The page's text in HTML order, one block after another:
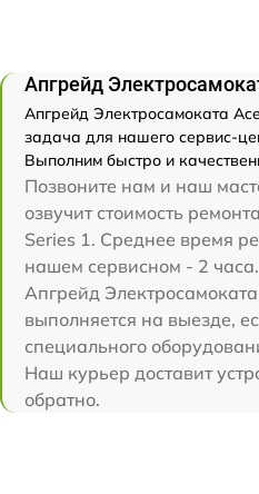
Апгрейд
Апгрейд Электросамоката
задача для нашего сервис-
Выполним быстро и
Позвоните нам и наш
озвучит стоимость
Series 1. Среднее время
нашем сервисном - 2 часа.
Апгрейд
выполняется на выезде,
специального
Наш курьер доставит
обратно.